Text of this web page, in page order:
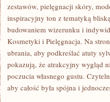
zestawów, pielęgnacji skóry,
inspiracyjny ton z tematyką
budowaniem wizerunku i
Kosmetyki i Pielęgnacja. Na
ubrania, aby podkreślać atuty
pokazują, że atrakcyjny wygląd
poczucia własnego gustu.
aby całość była spójna i